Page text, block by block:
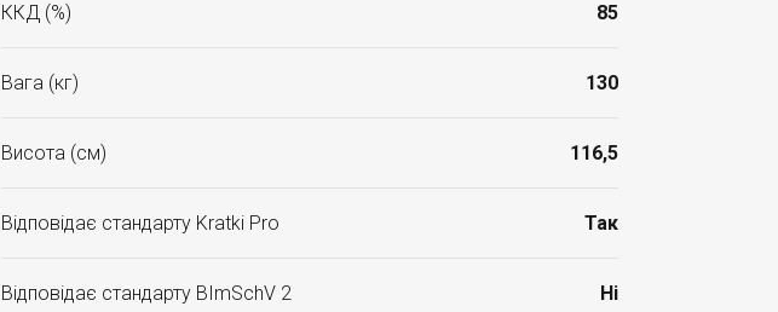
ККД (%) 85
Вага (кг) 130
Висота (см) 116,5
Відповідає стандарту Kratki Pro Так
Відповідає стандарту BImSchV 2 Ні